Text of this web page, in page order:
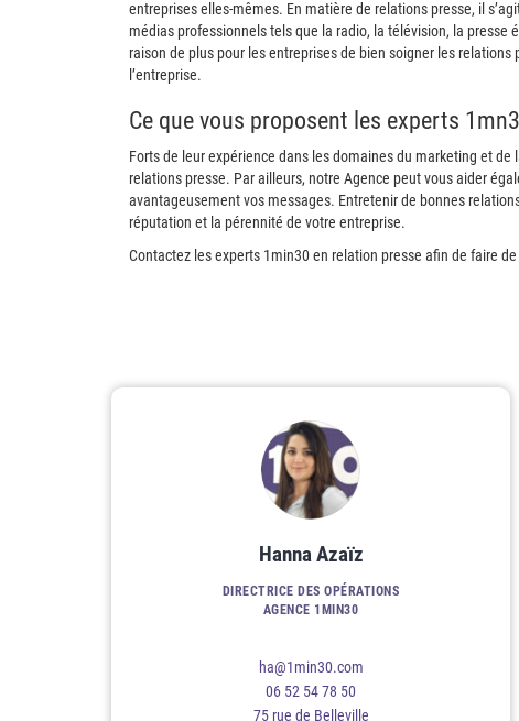
entreprises elles-mêmes. En matière de relations presse, il
médias professionnels tels que la radio, la télévision, la
raison de plus pour les entreprises de bien soigner les
l’entreprise.
Ce que vous proposent les experts
Forts de leur expérience dans les domaines du marketing et
relations presse. Par ailleurs, notre Agence peut vous aider
avantageusement vos messages. Entretenir de bonnes
réputation et la pérennité de votre entreprise.
Contactez les experts 1min30 en relation presse afin de faire
Hanna Azaïz
DIRECTRICE DES OPÉRATIONS
AGENCE 1MIN30
ha@1min30.com
06 52 54 78 50
75 rue de Belleville